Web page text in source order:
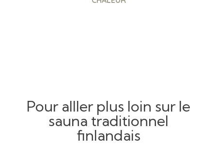
Pour alller plus loin sur le
sauna traditionnel
finlandais